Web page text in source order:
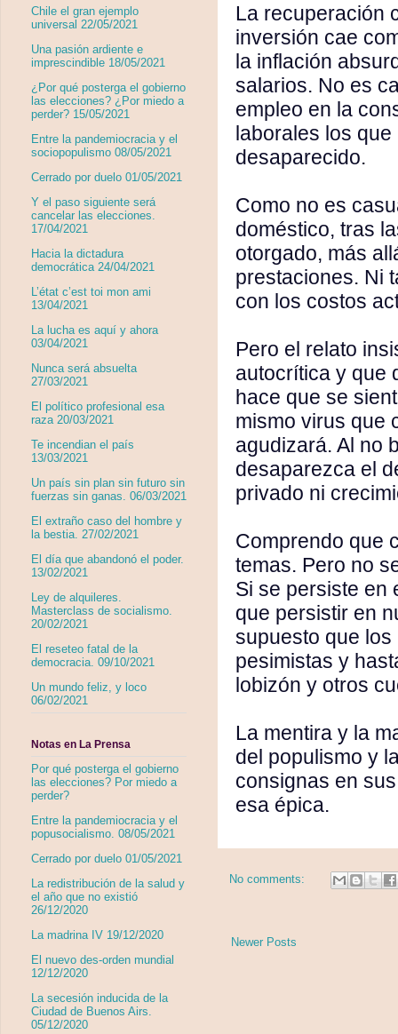
La recuperación
inversión cae
la inflación
salarios. No es
empleo en la
laborales los
desaparecido.
Como no es
doméstico, tras
otorgado, más
prestaciones. Ni
con los costos
Pero el relato
autocrítica y que
hace que se
mismo virus que
agudizará. Al no
desaparezca el
privado ni
Comprendo que
temas. Pero no
Si se persiste en
que persistir en
supuesto que
pesimistas y
lobizón y otros
La mentira y la
del populismo y
consignas en
esa épica.
No comments:
Newer Posts
Chile el gran ejemplo
universal 22/05/2021
Una pasión ardiente e
imprescindible 18/05/2021
¿Por qué posterga el gobierno
las elecciones? ¿Por miedo a
perder? 15/05/2021
Entre la pandemiocracia y el
sociopopulismo 08/05/2021
Cerrado por duelo 01/05/2021
Y el paso siguiente será
cancelar las elecciones.
17/04/2021
Hacia la dictadura
democrática 24/04/2021
L’état c’est toi mon ami
13/04/2021
La lucha es aquí y ahora
03/04/2021
Nunca será absuelta
27/03/2021
El político profesional esa
raza 20/03/2021
Te incendian el país
13/03/2021
Un país sin plan sin futuro sin
fuerzas sin ganas. 06/03/2021
El extraño caso del hombre y
la bestia. 27/02/2021
El día que abandonó el poder.
13/02/2021
Ley de alquileres.
Masterclass de socialismo.
20/02/2021
El reseteo fatal de la
democracia. 09/10/2021
Un mundo feliz, y loco
06/02/2021
Notas en La Prensa
Por qué posterga el gobierno
las elecciones? Por miedo a
perder?
Entre la pandemiocracia y el
popusocialismo. 08/05/2021
Cerrado por duelo 01/05/2021
La redistribución de la salud y
el año que no existió
26/12/2020
La madrina IV 19/12/2020
El nuevo des-orden mundial
12/12/2020
La secesión inducida de la
Ciudad de Buenos Airs.
05/12/2020